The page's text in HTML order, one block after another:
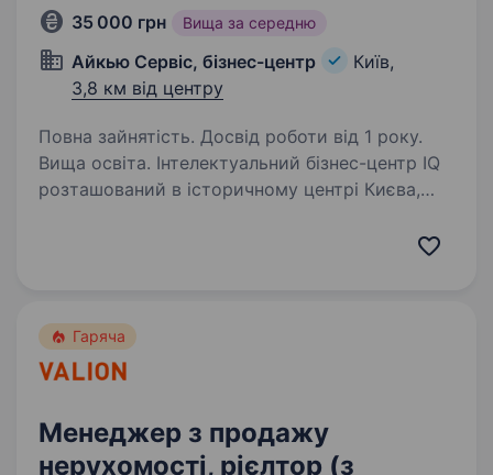
35 000 грн Вища за середню
Айкью Сервіс, бізнес-центр
Київ,
3,8 км від центру
Повна зайнятість. Досвід роботи від 1 року.
Вища освіта. Інтелектуальний бізнес-центр IQ
розташований в історичному центрі Києва,
терасами та панорамним видом на монумент і
Гаряча
Менеджер з продажу
нерухомості, рієлтор (з